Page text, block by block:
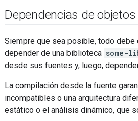
Dependencias de
Siempre que sea posible, todo
depender de una biblioteca some-
desde sus fuentes y, luego,
La compilación desde la fuente
incompatibles o una arquitectura
estático o el análisis dinámico, que